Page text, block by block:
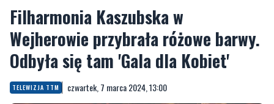
Odbyła się tam 'Gala dla Kobiet'
TELEWIZJA TTM czwartek, 7 marca 2024, 13:00